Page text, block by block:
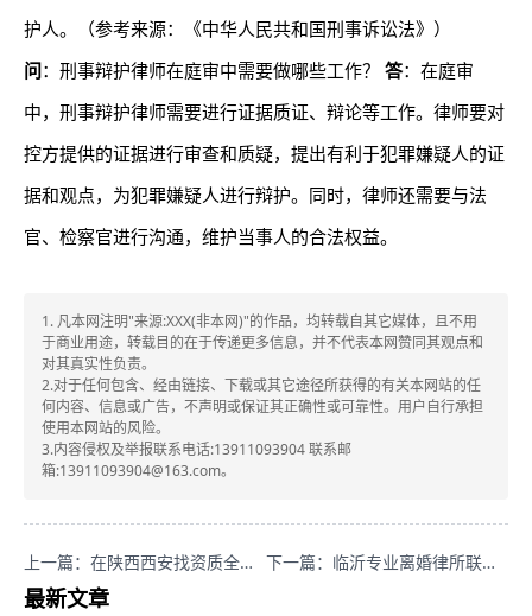
护人。（参考来源：《中华人民共和国刑事诉讼法》）
问：刑事辩护律师在庭审中需要做哪些工作？ 答：在庭审
中，刑事辩护律师需要进行证据质证、辩论等工作。律师要对
控方提供的证据进行审查和质疑，提出有利于犯罪嫌疑人的证
据和观点，为犯罪嫌疑人进行辩护。同时，律师还需要与法
官、检察官进行沟通，维护当事人的合法权益。
1. 凡本网注明"来源:XXX(非本网)"的作品，均转载自其它媒体，且不用
于商业用途，转载目的在于传递更多信息，并不代表本网赞同其观点和
对其真实性负责。
2.对于任何包含、经由链接、下载或其它途径所获得的有关本网站的任
何内容、信息或广告，不声明或保证其正确性或可靠性。用户自行承担
使用本网站的风险。
3.内容侵权及举报联系电话:13911093904 联系邮
箱:13911093904@163.com。
上一篇：在陕西西安找资质全的劳动纠纷律师，王彪专业可信口碑好咋联系？ 下一篇：临沂专业离婚律所联系方式，天津东方（临沂）律所靠谱口碑好！
最新文章